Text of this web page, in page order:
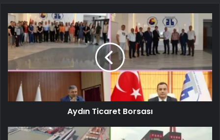
Aydın Ticaret Borsası